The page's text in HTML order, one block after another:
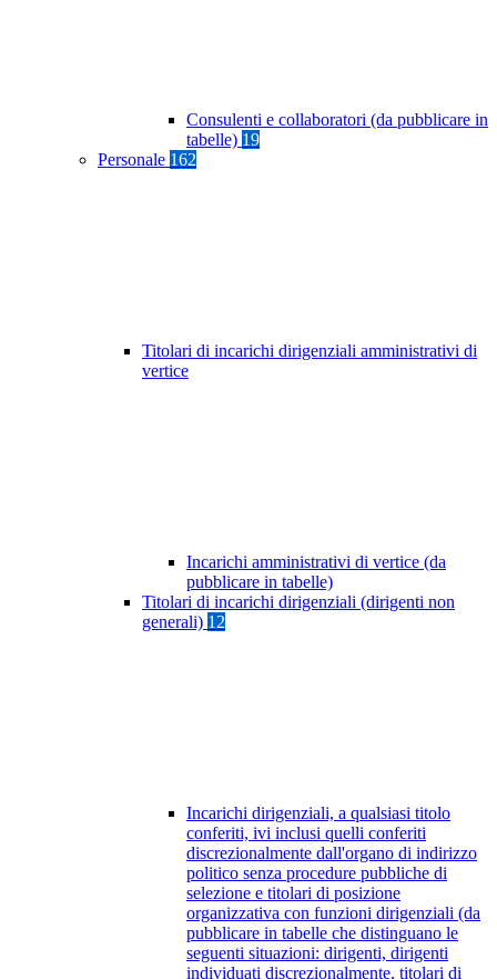
Consulenti e collaboratori (da pubblicare in
tabelle) 19
Personale 162
Titolari di incarichi dirigenziali amministrativi di
vertice
Incarichi amministrativi di vertice (da
pubblicare in tabelle)
Titolari di incarichi dirigenziali (dirigenti non
generali) 12
Incarichi dirigenziali, a qualsiasi titolo
conferiti, ivi inclusi quelli conferiti
discrezionalmente dall'organo di indirizzo
politico senza procedure pubbliche di
selezione e titolari di posizione
organizzativa con funzioni dirigenziali (da
pubblicare in tabelle che distinguano le
seguenti situazioni: dirigenti, dirigenti
individuati discrezionalmente, titolari di